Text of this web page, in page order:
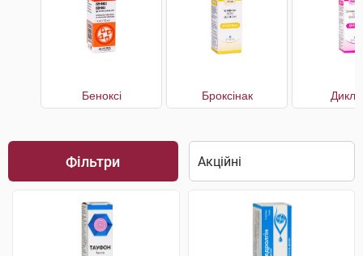
Беноксі Броксінак
Фільтри